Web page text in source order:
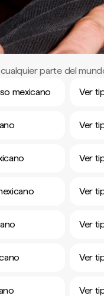
parte del
mexicano
Ver
Ver
Ver
Ver
Ver
Ver
Ver